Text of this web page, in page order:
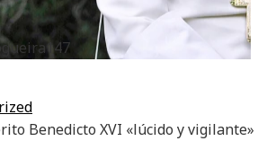
147
Benedicto XVI «lúcido y vigilante»